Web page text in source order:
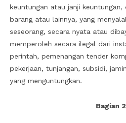
keuntungan atau janji
barang atau lainnya, yang
seseorang, secara nyata atau
memperoleh secara ilegal dari
perintah, pemenangan tender
pekerjaan, tunjangan, subsidi,
yang menguntungkan.
Bagian 2